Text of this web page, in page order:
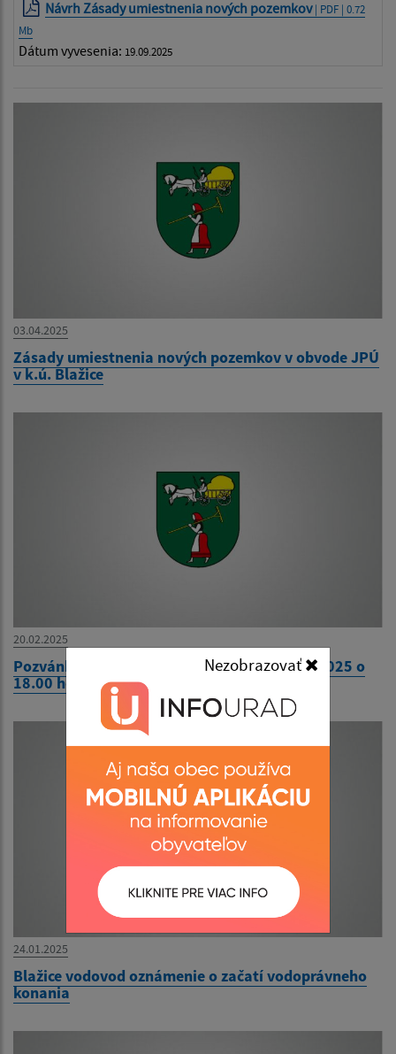
Nezobrazovať
Návrh Zásady umiestnenia nových pozemkov| PDF | 0.72
Mb
Dátum vyvesenia: 19.09.2025
03.04.2025
Zásady umiestnenia nových pozemkov v obvode JPÚ
v k.ú. Blažice
20.02.2025
Pozvánka na 13. zasadnutie OcZ dňa 25.02.2025 o
18.00 hod.
24.01.2025
Blažice vodovod oznámenie o začatí vodoprávneho
konania